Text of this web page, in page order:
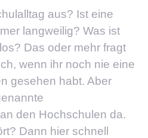
aus? Ist eine
langweilig? Was ist
Das oder mehr fragt
wenn ihr noch nie eine
gesehen habt. Aber
den Hochschulen da.
Dann hier schnell